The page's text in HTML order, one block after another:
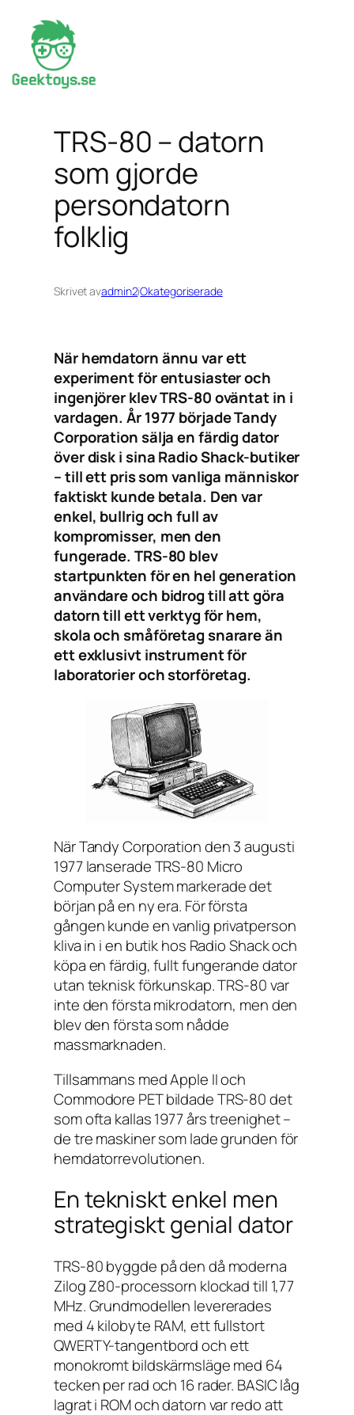
Hoppa
innehåll
TRS-80 – datorn
som gjorde
persondatorn
folklig
Skrivet avadmin2iOkategoriserade
När hemdatorn ännu var ett
experiment för entusiaster och
ingenjörer klev TRS-80 oväntat in i
vardagen. År 1977 började Tandy
Corporation sälja en färdig dator
över disk i sina Radio Shack-butiker
– till ett pris som vanliga människor
faktiskt kunde betala. Den var
enkel, bullrig och full av
kompromisser, men den
fungerade. TRS-80 blev
startpunkten för en hel generation
användare och bidrog till att göra
datorn till ett verktyg för hem,
skola och småföretag snarare än
ett exklusivt instrument för
laboratorier och storföretag.
När Tandy Corporation den 3 augusti
1977 lanserade TRS-80 Micro
Computer System markerade det
början på en ny era. För första
gången kunde en vanlig privatperson
kliva in i en butik hos Radio Shack och
köpa en färdig, fullt fungerande dator
utan teknisk förkunskap. TRS-80 var
inte den första mikrodatorn, men den
blev den första som nådde
massmarknaden.
Tillsammans med Apple II och
Commodore PET bildade TRS-80 det
som ofta kallas 1977 års treenighet –
de tre maskiner som lade grunden för
hemdatorrevolutionen.
En tekniskt enkel men
strategiskt genial dator
TRS-80 byggde på den då moderna
Zilog Z80-processorn klockad till 1,77
MHz. Grundmodellen levererades
med 4 kilobyte RAM, ett fullstort
QWERTY-tangentbord och ett
monokromt bildskärmsläge med 64
tecken per rad och 16 rader. BASIC låg
lagrat i ROM och datorn var redo att